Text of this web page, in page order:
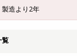
造より2年
覧